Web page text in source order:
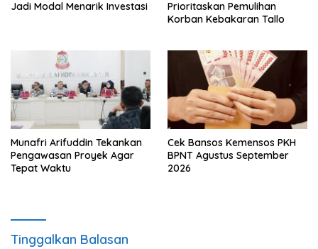
Jadi Modal Menarik Investasi
Prioritaskan Pemulihan
Korban Kebakaran Tallo
Munafri Arifuddin Tekankan
Pengawasan Proyek Agar
Tepat Waktu
Cek Bansos Kemensos PKH
BPNT Agustus September
2026
Tinggalkan Balasan